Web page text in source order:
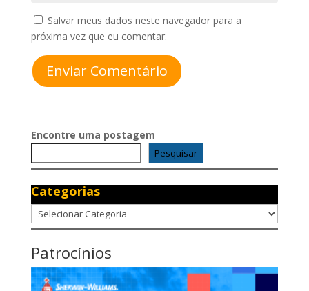
Salvar meus dados neste navegador para a
próxima vez que eu comentar.
Enviar Comentário
Encontre uma postagem
Pesquisar
Categorias
Categorias
Patrocínios